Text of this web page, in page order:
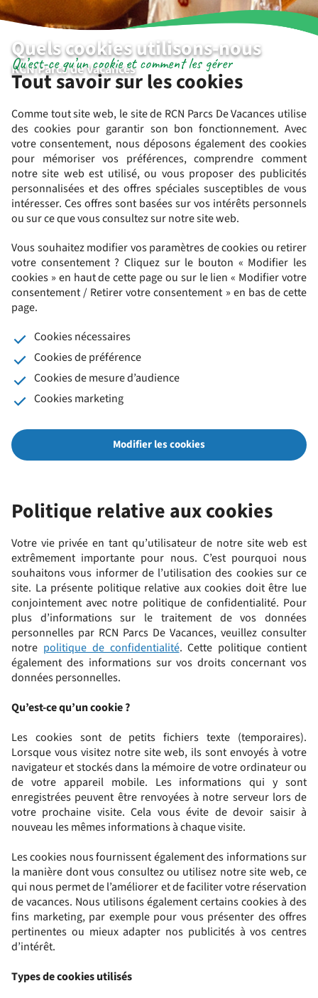
Quels cookies utilisons-nous
RCN Parcs de Vacances
Tout savoir sur les cookies
Qu’est-ce qu’un cookie et comment les gérer
Comme tout site web, le site de RCN Parcs De Vacances utilise
des cookies pour garantir son bon fonctionnement. Avec
votre consentement, nous déposons également des cookies
pour mémoriser vos préférences, comprendre comment
notre site web est utilisé, ou vous proposer des publicités
personnalisées et des offres spéciales susceptibles de vous
intéresser. Ces offres sont basées sur vos intérêts personnels
ou sur ce que vous consultez sur notre site web.
Vous souhaitez modifier vos paramètres de cookies ou retirer
votre consentement ? Cliquez sur le bouton « Modifier les
cookies » en haut de cette page ou sur le lien « Modifier votre
consentement / Retirer votre consentement » en bas de cette
page.
Cookies nécessaires
Cookies de préférence
Cookies de mesure d’audience
Cookies marketing
Modifier les cookies
Politique relative aux cookies
Votre vie privée en tant qu’utilisateur de notre site web est
extrêmement importante pour nous. C’est pourquoi nous
souhaitons vous informer de l’utilisation des cookies sur ce
site. La présente politique relative aux cookies doit être lue
conjointement avec notre politique de confidentialité. Pour
plus d’informations sur le traitement de vos données
personnelles par RCN Parcs De Vacances, veuillez consulter
notre politique de confidentialité. Cette politique contient
également des informations sur vos droits concernant vos
données personnelles.
Qu’est‑ce qu’un cookie ?
Les cookies sont de petits fichiers texte (temporaires).
Lorsque vous visitez notre site web, ils sont envoyés à votre
navigateur et stockés dans la mémoire de votre ordinateur ou
de votre appareil mobile. Les informations qui y sont
enregistrées peuvent être renvoyées à notre serveur lors de
votre prochaine visite. Cela vous évite de devoir saisir à
nouveau les mêmes informations à chaque visite.
Les cookies nous fournissent également des informations sur
la manière dont vous consultez ou utilisez notre site web, ce
qui nous permet de l’améliorer et de faciliter votre réservation
de vacances. Nous utilisons également certains cookies à des
fins marketing, par exemple pour vous présenter des offres
pertinentes ou mieux adapter nos publicités à vos centres
d’intérêt.
Types de cookies utilisés